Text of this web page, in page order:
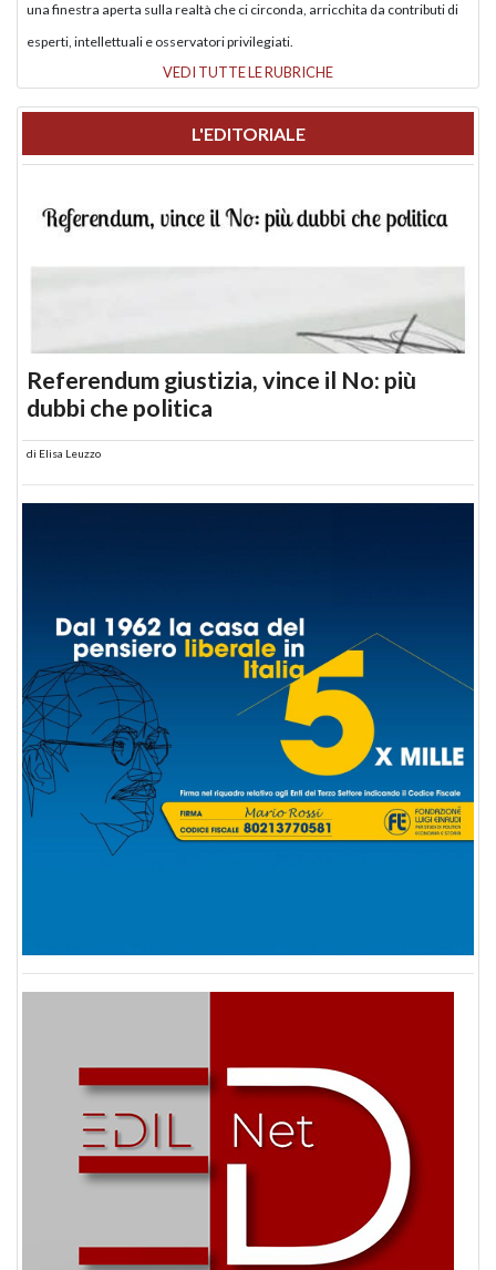
una finestra aperta sulla realtà che ci circonda, arricchita da contributi di
esperti, intellettuali e osservatori privilegiati.
VEDI TUTTE LE RUBRICHE
L'EDITORIALE
Referendum giustizia, vince il No: più
dubbi che politica
di Elisa Leuzzo